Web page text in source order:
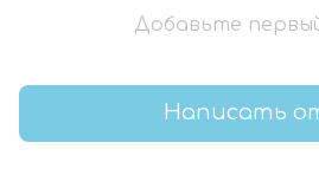
Добавьте
Написать